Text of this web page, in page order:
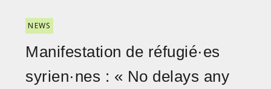
NEWS
Manifestation de réfugié·es
syrien·nes : « No delays any